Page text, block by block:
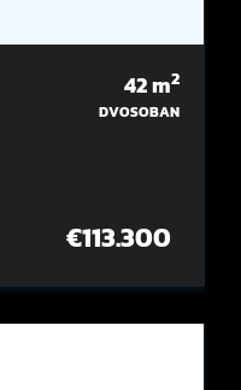
42m2
DVOSOBAN
€113.300